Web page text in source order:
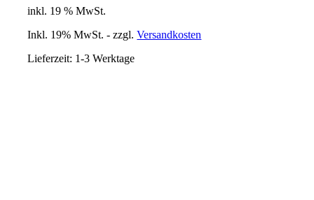
inkl. 19 % MwSt.
Inkl. 19% MwSt. - zzgl.Versandkosten
Lieferzeit: 1-3 Werktage